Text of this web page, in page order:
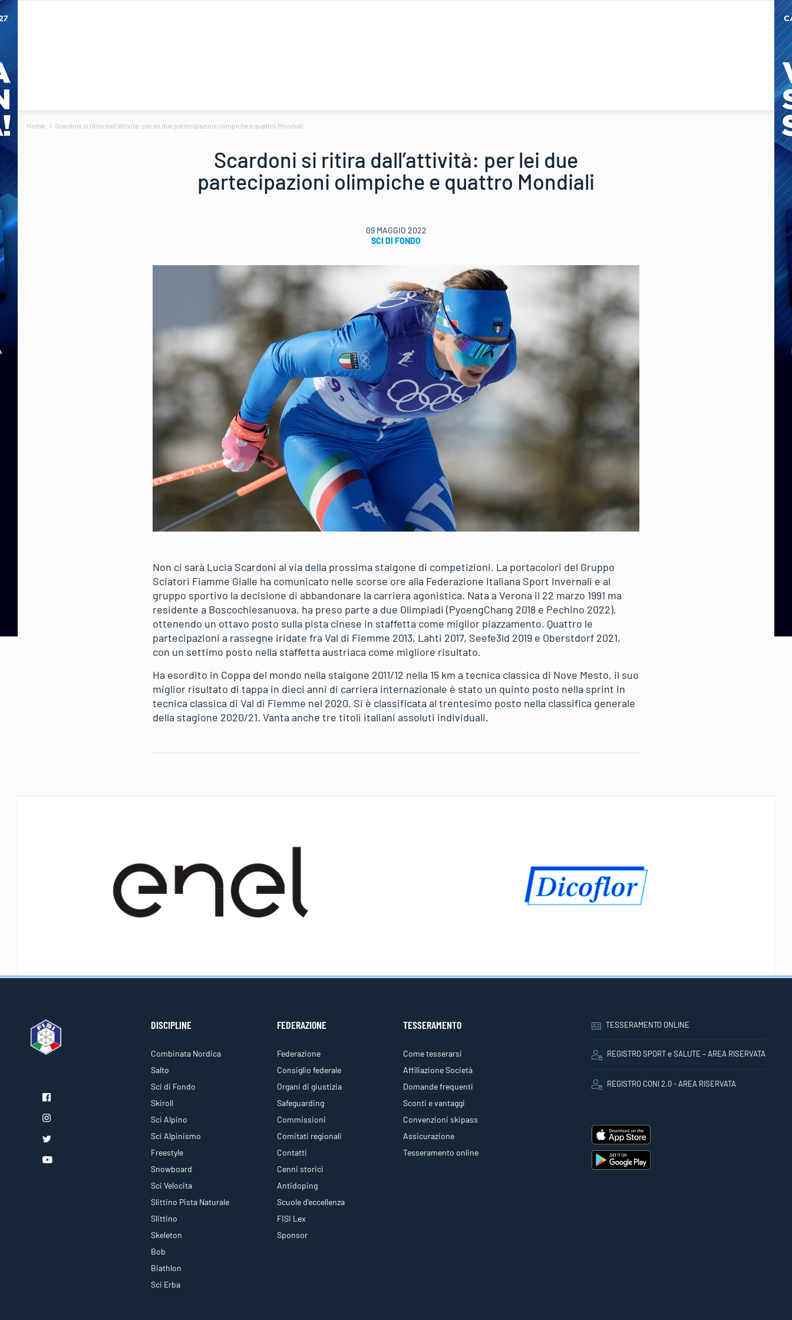
Home Scardoni si ritira dall’attività: per lei due partecipazioni olimpiche e quattro Mondiali
Scardoni si ritira dall’attività: per lei due
partecipazioni olimpiche e quattro Mondiali
09 MAGGIO 2022
SCI DI FONDO
Non ci sarà Lucia Scardoni al via della prossima staigone di competizioni. La portacolori del Gruppo
Sciatori Fiamme Gialle ha comunicato nelle scorse ore alla Federazione Italiana Sport Invernali e al
gruppo sportivo la decisione di abbandonare la carriera agonistica. Nata a Verona il 22 marzo 1991 ma
residente a Boscochiesanuova, ha preso parte a due Olimpiadi (PyoengChang 2018 e Pechino 2022),
ottenendo un ottavo posto sulla pista cinese in staffetta come miglior piazzamento. Quattro le
partecipazioni a rassegne iridate fra Val di Fiemme 2013, Lahti 2017, Seefe3ld 2019 e Oberstdorf 2021,
con un settimo posto nella staffetta austriaca come migliore risultato.
Ha esordito in Coppa del mondo nella staigone 2011/12 nella 15 km a tecnica classica di Nove Mesto, il suo
miglior risultato di tappa in dieci anni di carriera internazionale è stato un quinto posto nella sprint in
tecnica classica di Val di Fiemme nel 2020. Si è classificata al trentesimo posto nella classifica generale
della stagione 2020/21. Vanta anche tre titoli italiani assoluti individuali.
DISCIPLINE
Combinata Nordica
Salto
Sci di Fondo
Skiroll
Sci Alpino
Sci Alpinismo
Freestyle
Snowboard
Sci Velocita
Slittino Pista Naturale
Slittino
Skeleton
Bob
Biathlon
Sci Erba
FEDERAZIONE
Federazione
Consiglio federale
Organi di giustizia
Safeguarding
Commissioni
Comitati regionali
Contatti
Cenni storici
Antidoping
Scuole d'eccellenza
FISI Lex
Sponsor
TESSERAMENTO
Come tesserarsi
Affiliazione Società
Domande frequenti
Sconti e vantaggi
Convenzioni skipass
Assicurazione
Tesseramento online
TESSERAMENTO ONLINE
REGISTRO SPORT e SALUTE – AREA RISERVATA
REGISTRO CONI 2.0 - AREA RISERVATA